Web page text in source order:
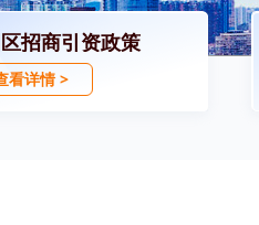
招商引资政策
看详情 >